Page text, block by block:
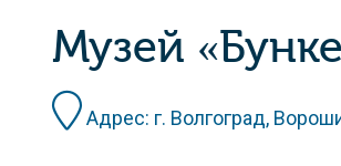
Музей
Адрес: г. Волгоград,